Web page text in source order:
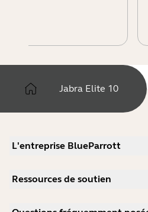
Jabra Elite 10
L'entreprise BlueParrott
Carrières
Actualité et communiqués de presse
Ressources de soutien